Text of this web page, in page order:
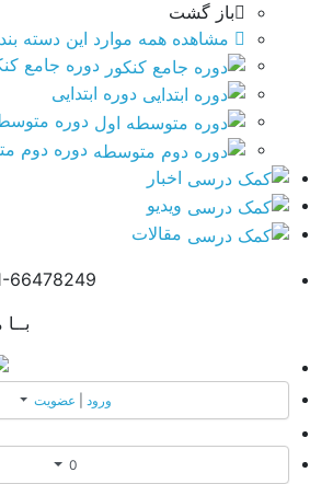
باز گشت
مشاهده همه موارد این دسته بندی
دوره جامع
دوره ابتدایی
دوره متوسطه
دوره دوم
اخبار
ویدیو
مقالات
66478249 / 09107856100
بــا
ورود | عضویت